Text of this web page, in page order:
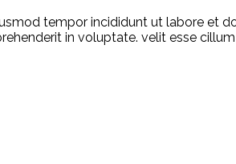
tempor incididunt ut labore et
in voluptate. velit esse